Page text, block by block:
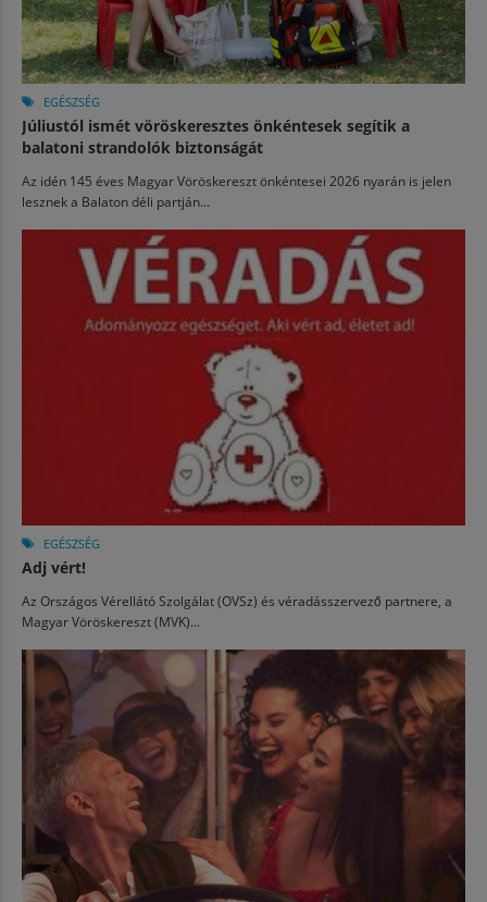
EGÉSZSÉG
Júliustól ismét vöröskeresztes önkéntesek segítik a
balatoni strandolók biztonságát
Az idén 145 éves Magyar Vöröskereszt önkéntesei 2026 nyarán is jelen
lesznek a Balaton déli partján...
EGÉSZSÉG
Adj vért!
Az Országos Vérellátó Szolgálat (OVSz) és véradásszervező partnere, a
Magyar Vöröskereszt (MVK)...